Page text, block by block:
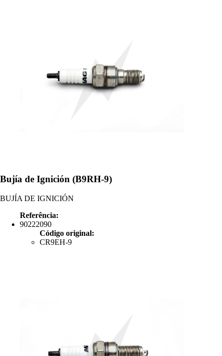
Bujía de Ignición (B9RH-9)
BUJÍA DE IGNICIÓN
Referência:
90222090
Código original:
CR9EH-9